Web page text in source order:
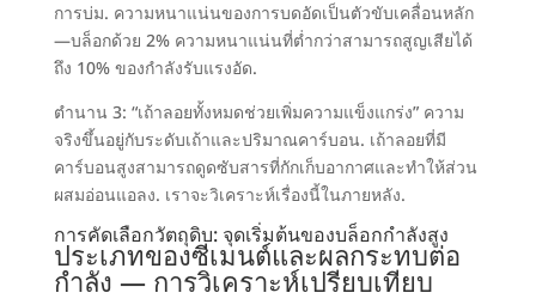
การบ่ม. ความหนาแน่นของการบดอัดเป็นตัวขับเคลื่อนหลัก
—บล็อกด้วย 2% ความหนาแน่นที่ต่ำกว่าสามารถสูญเสียได้
ถึง 10%ของกำลังรับแรงอัด.
ตำนาน 3: “เถ้าลอยทั้งหมดช่วยเพิ่มความแข็งแกร่ง” ความ
จริงขึ้นอยู่กับระดับเถ้าและปริมาณคาร์บอน. เถ้าลอยที่มี
คาร์บอนสูงสามารถดูดซับสารที่กักเก็บอากาศและทำให้ส่วน
ผสมอ่อนแอลง. เราจะวิเคราะห์เรื่องนี้ในภายหลัง.
การคัดเลือกวัตถุดิบ: จุดเริ่มต้นของบล็อกกำลังสูง
ประเภทของซีเมนต์และผลกระทบต่อ
กำลัง — การวิเคราะห์เปรียบเทียบ